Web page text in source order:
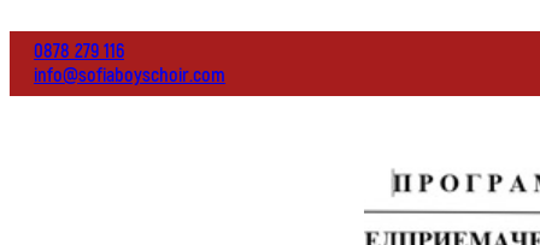
0878 279 116
info@sofiaboyschoir.com